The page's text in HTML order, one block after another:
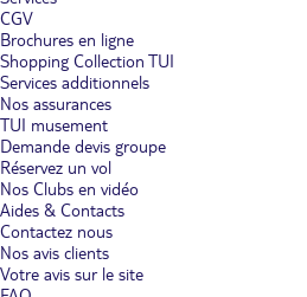
CGV
Brochures en ligne
Shopping Collection TUI
Services additionnels
Nos assurances
TUI musement
Demande devis groupe
Réservez un vol
Nos Clubs en vidéo
Aides & Contacts
Contactez nous
Nos avis clients
Votre avis sur le site